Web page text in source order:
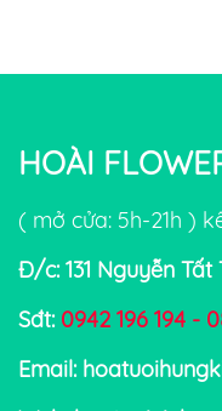
HOÀI
( mở cửa: 5h-21h )
Đ/c: 131 Nguyễn
Sđt: 0942 196 194 -
Email: